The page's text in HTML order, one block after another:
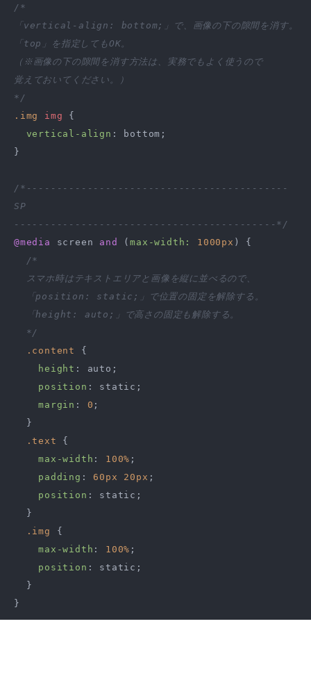
/*
「vertical-align: bottom;」で、画像の下の隙間を消す。
「top」を指定してもOK。
（※画像の下の隙間を消す方法は、実務でもよく使うので
覚えておいてください。）
*/
.img
img {
vertical-align : bottom;
}
/*-------------------------------------------
SP
-------------------------------------------*/
@media
screen and (max-width: 1000px ) {
/*
  スマホ時はテキストエリアと画像を縦に並べるので、
  「position: static;」で位置の固定を解除する。
  「height: auto;」で高さの固定も解除する。
  */
.content
{
height : auto;
position : static;
margin : 0 ;
  }
.text
{
max-width : 100% ;
padding : 60px 20px ;
position : static;
  }
.img
{
max-width : 100% ;
position : static;
  }